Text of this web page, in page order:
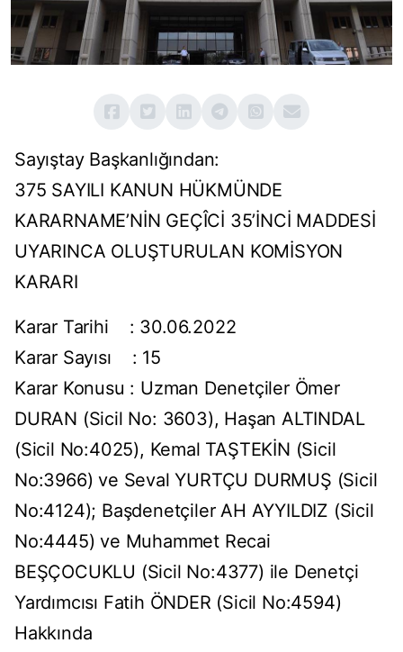
Sayıştay Başkanlığından:
375 SAYILI KANUN HÜKMÜNDE
KARARNAME’NİN GEÇÎCİ 35’İNCİ MADDESİ
UYARINCA OLUŞTURULAN KOMİSYON
KARARI
Karar Tarihi : 30.06.2022
Karar Sayısı : 15
Karar Konusu : Uzman Denetçiler Ömer
DURAN (Sicil No: 3603), Haşan ALTINDAL
(Sicil No:4025), Kemal TAŞTEKİN (Sicil
No:3966) ve Seval YURTÇU DURMUŞ (Sicil
No:4124); Başdenetçiler AH AYYILDIZ (Sicil
No:4445) ve Muhammet Recai
BEŞÇOCUKLU (Sicil No:4377) ile Denetçi
Yardımcısı Fatih ÖNDER (Sicil No:4594)
Hakkında